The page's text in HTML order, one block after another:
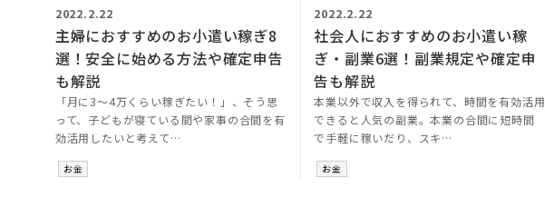
2022.2.22
主婦におすすめのお小遣い稼ぎ8
選！安全に始める方法や確定申告
も解説
「月に3～4万くらい稼ぎたい！」、そう思
って、子どもが寝ている間や家事の合間を有
効活用したいと考えて…
お金
2022.2.22
社会人におすすめのお小遣い稼
ぎ・副業6選！副業規定や確定申
告も解説
本業以外で収入を得られて、時間を有効活用
できると人気の副業。本業の合間に短時間
で手軽に稼いだり、スキ…
お金